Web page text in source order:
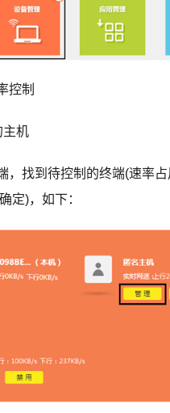
控制
主机
，找到待控制的终端(速率
定)，如下：